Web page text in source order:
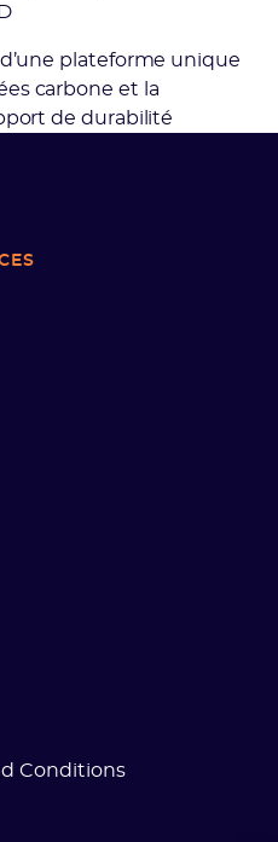
d’une plateforme unique
carbone et la
de durabilité
Conditions